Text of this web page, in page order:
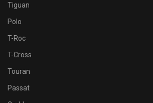
Tiguan
Polo
T-Roc
T-Cross
Touran
Passat